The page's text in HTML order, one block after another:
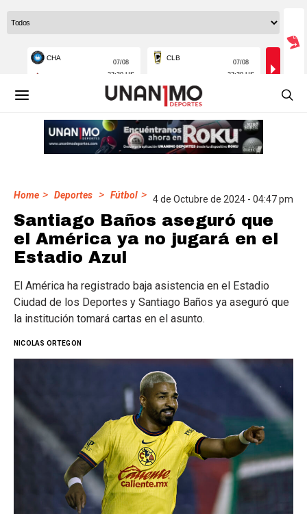
Home > Deportes > Fútbol > 4 de Octubre de 2024 - 04:47 pm
Santiago Baños aseguró que
el América ya no jugará en el
Estadio Azul
El América ha registrado baja asistencia en el Estadio
Ciudad de los Deportes y Santiago Baños ya aseguró que
la institución tomará cartas en el asunto.
NICOLAS ORTEGON